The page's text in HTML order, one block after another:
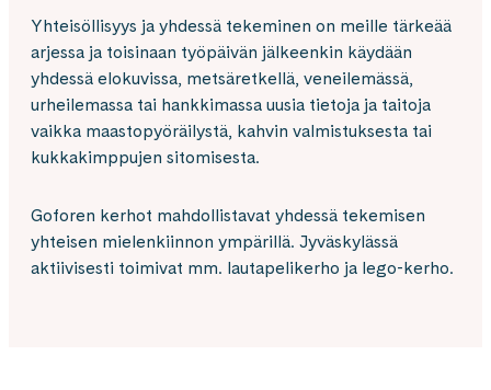
Yhteisöllisyys ja yhdessä tekeminen on meille tärkeää
arjessa ja toisinaan työpäivän jälkeenkin käydään
yhdessä elokuvissa, metsäretkellä, veneilemässä,
urheilemassa tai hankkimassa uusia tietoja ja taitoja
vaikka maastopyöräilystä, kahvin valmistuksesta tai
kukkakimppujen sitomisesta.
Goforen kerhot mahdollistavat yhdessä tekemisen
yhteisen mielenkiinnon ympärillä. Jyväskylässä
aktiivisesti toimivat mm. lautapelikerho ja lego-kerho.